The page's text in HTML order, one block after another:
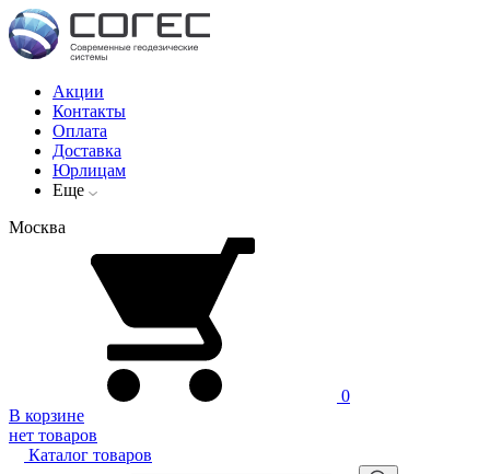
Акции
Контакты
Оплата
Доставка
Юрлицам
Еще
Москва
0
В корзине
нет товаров
Каталог товаров